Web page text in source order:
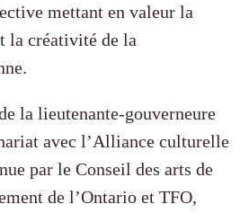
mettant en valeur la
la créativité de la
la lieutenante-gouverneure
avec l’Alliance culturelle
par le Conseil des arts de
de l’Ontario et TFO,